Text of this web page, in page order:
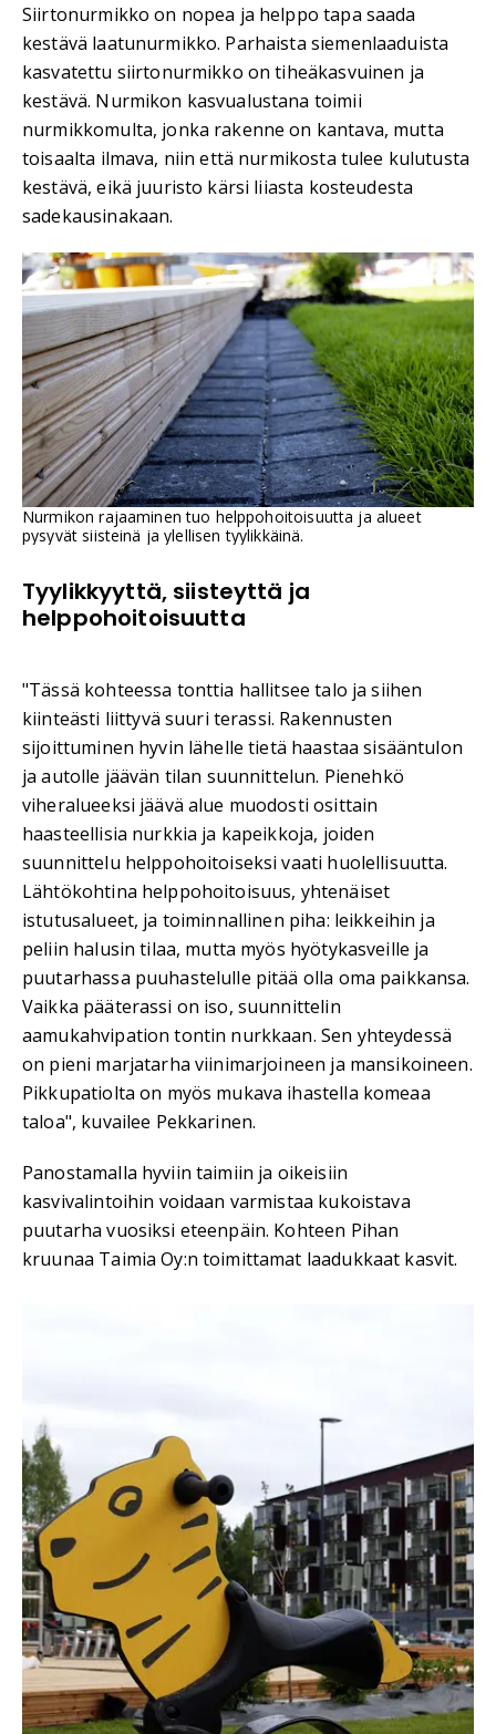
Siirtonurmikko on nopea ja helppo tapa saada
kestävä laatunurmikko. Parhaista siemenlaaduista
kasvatettu siirtonurmikko on tiheäkasvuinen ja
kestävä. Nurmikon kasvualustana toimii
nurmikkomulta, jonka rakenne on kantava, mutta
toisaalta ilmava, niin että nurmikosta tulee kulutusta
kestävä, eikä juuristo kärsi liiasta kosteudesta
sadekausinakaan.
Nurmikon rajaaminen tuo helppohoitoisuutta ja alueet
pysyvät siisteinä ja ylellisen tyylikkäinä.
Tyylikkyyttä, siisteyttä ja
helppohoitoisuutta
"Tässä kohteessa tonttia hallitsee talo ja siihen
kiinteästi liittyvä suuri terassi. Rakennusten
sijoittuminen hyvin lähelle tietä haastaa sisääntulon
ja autolle jäävän tilan suunnittelun. Pienehkö
viheralueeksi jäävä alue muodosti osittain
haasteellisia nurkkia ja kapeikkoja, joiden
suunnittelu helppohoitoiseksi vaati huolellisuutta.
Lähtökohtina helppohoitoisuus, yhtenäiset
istutusalueet, ja toiminnallinen piha: leikkeihin ja
peliin halusin tilaa, mutta myös hyötykasveille ja
puutarhassa puuhastelulle pitää olla oma paikkansa.
Vaikka pääterassi on iso, suunnittelin
aamukahvipation tontin nurkkaan. Sen yhteydessä
on pieni marjatarha viinimarjoineen ja mansikoineen.
Pikkupatiolta on myös mukava ihastella komeaa
taloa", kuvailee Pekkarinen.
Panostamalla hyviin taimiin ja oikeisiin
kasvivalintoihin voidaan varmistaa kukoistava
puutarha vuosiksi eteenpäin. Kohteen Pihan
kruunaa Taimia Oy:n toimittamat laadukkaat kasvit.